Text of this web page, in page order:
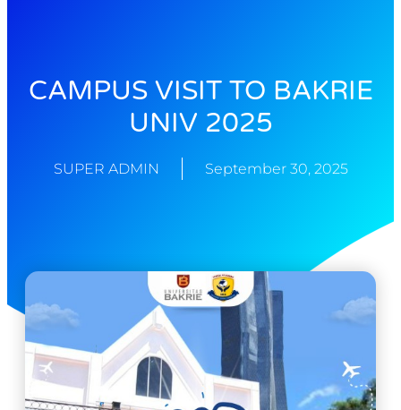
CAMPUS VISIT TO BAKRIE
UNIV 2025
SUPER ADMIN September 30, 2025